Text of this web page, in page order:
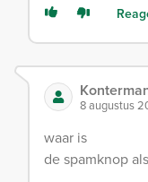
8 augustus
waar is
de spamknop